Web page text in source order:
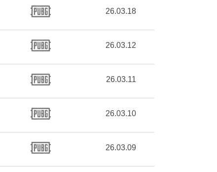
26.03.18
26.03.12
26.03.11
26.03.10
26.03.09